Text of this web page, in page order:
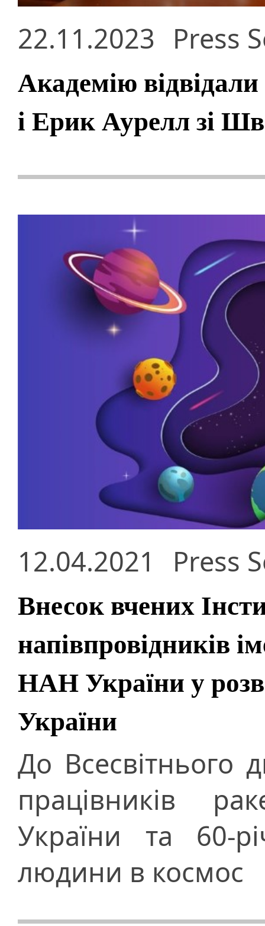
22.11.2023 Press
Академію
і Ерик Аурелл зі
12.04.2021 Press
Внесок вчених
напівпровідників
НАН України у
України
До Всесвітнього
працівників
України та 60-
людини в космос